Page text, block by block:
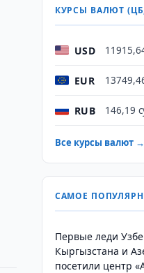
КУРСЫ ВАЛЮТ (ЦБ,
USD
EUR
RUB 146,19
Все курсы валют →
САМОЕ
Первые леди
Кыргызстана и
посетили центр